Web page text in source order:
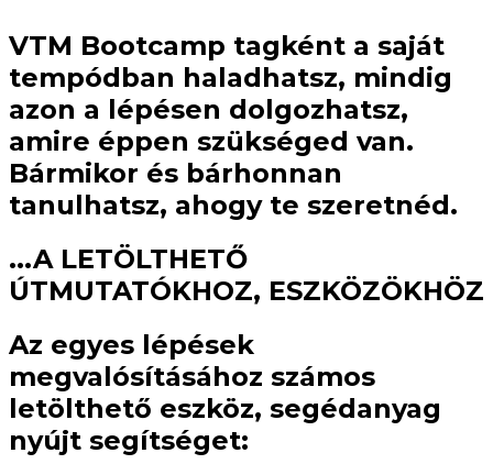
VTM Bootcamp tagként a saját
tempódban haladhatsz, mindig
azon a lépésen dolgozhatsz,
amire éppen szükséged van.
Bármikor és bárhonnan
tanulhatsz, ahogy te szeretnéd.
...A LETÖLTHETŐ
ÚTMUTATÓKHOZ, ESZKÖZÖKHÖZ
Az egyes lépések
megvalósításához számos
letölthető eszköz, segédanyag
nyújt segítséget: